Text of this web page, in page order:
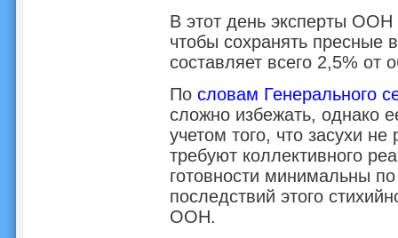
В этот день эксперты
чтобы сохранять пресные
составляет всего 2,5% от
По словам Генерального
сложно избежать, однако
учетом того, что засухи
требуют коллективного
готовности минимальны
последствий этого
ООН.